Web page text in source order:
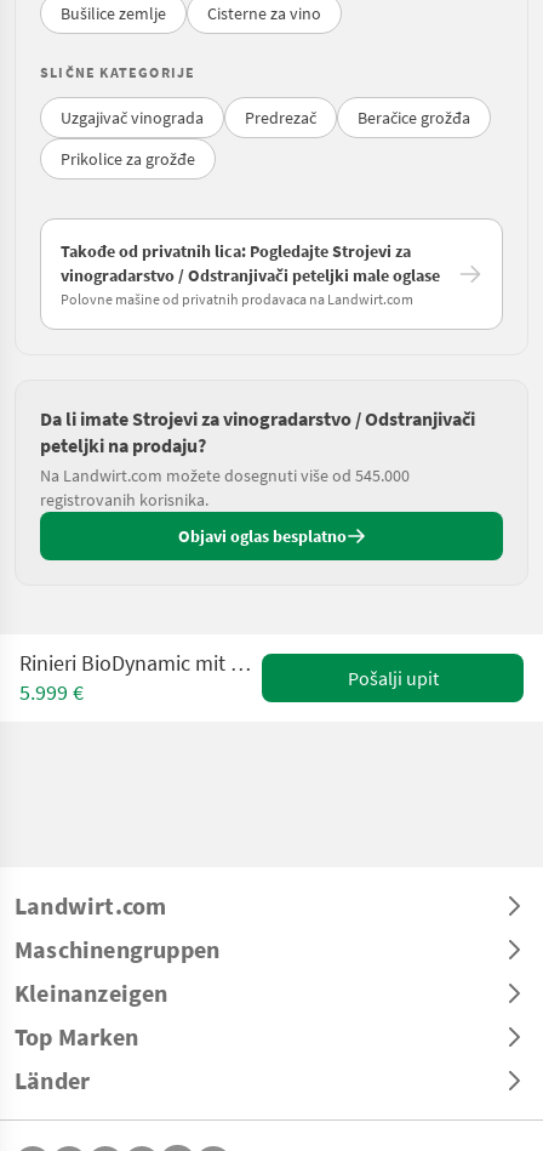
Bušilice zemlje
Cisterne za vino
SLIČNE KATEGORIJE
Uzgajivač vinograda Predrezač
Beračice grožđa
Prikolice za grožđe
Takođe od privatnih lica: Pogledajte Strojevi za
vinogradarstvo / Odstranjivači peteljki male oglase
Polovne mašine od privatnih prodavaca na Landwirt.com
Da li imate Strojevi za vinogradarstvo / Odstranjivači
peteljki na prodaju?
Na Landwirt.com možete dosegnuti više od 545.000
registrovanih korisnika.
Objavi oglas besplatno
Rinieri BioDynamic mit Roll- und Fingerhacke Obstbau
5.999 €
Pošalji upit
Landwirt.com
Maschinengruppen
Kleinanzeigen
Top Marken
Länder